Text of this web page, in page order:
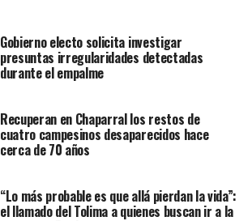
Gobierno electo solicita investigar
presuntas irregularidades detectadas
durante el empalme
Recuperan en Chaparral los restos de
cuatro campesinos desaparecidos hace
cerca de 70 años
“Lo más probable es que allá pierdan la vida”:
el llamado del Tolima a quienes buscan ir a la